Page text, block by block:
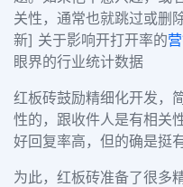
关性，通常也就跳过或删
新] 关于影响开打开率的
眼界的行业统计数据
红板砖鼓励精细化开发，
性的，跟收件人是有相关
好回复率高，但的确是挺
为此，红板砖准备了很多